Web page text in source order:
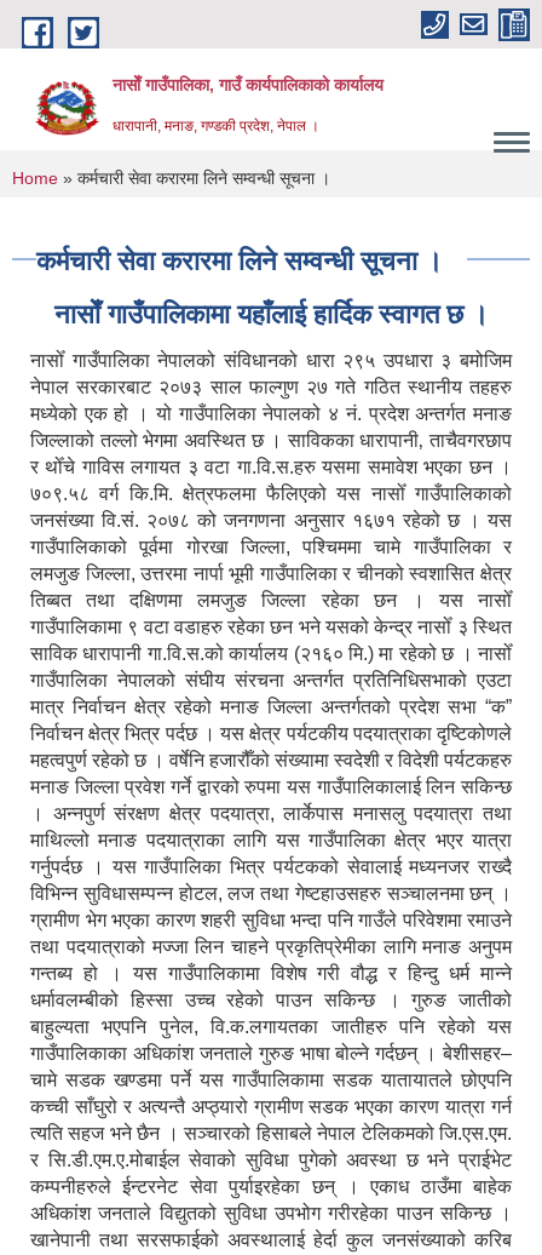
Skip to main content
नासाेँ गाउँपालिका, गाउँ कार्यपालिकाकाे कार्यालय
धारापानी, मनाङ, गण्डकी प्रदेश, नेपाल ।
You are here
Home » कर्मचारी सेवा करारमा लिने सम्वन्धी सूचना ।
कर्मचारी सेवा करारमा लिने सम्वन्धी सूचना ।
नासाेँ गाउँपालिकामा यहाँलाई हार्दिक स्वागत छ ।
नासोँ गाउँपालिका नेपालको संविधानको धारा २९५ उपधारा ३ बमोजिम
नेपाल सरकारबाट २०७३ साल फाल्गुण २७ गते गठित स्थानीय तहहरु
मध्येको एक हो । यो गाउँपालिका नेपालको ४ नं. प्रदेश अन्तर्गत मनाङ
जिल्लाको तल्लो भेगमा अवस्थित छ । साविकका धारापानी‚ ताचैवगरछाप
र थोँचे गाविस लगायत ३ वटा गा.वि.स.हरु यसमा समावेश भएका छन ।
७०९.५८ वर्ग कि.मि. क्षेत्रफलमा फैलिएको यस नासोँ गाउँपालिकाको
जनसंख्या वि.सं. २०७८ को जनगणना अनुसार १६७१ रहेको छ । यस
गाउँपालिकाको पूर्वमा गोरखा जिल्ला, पश्चिममा चामे गाउँपालिका र
लमजुङ जिल्ला, उत्तरमा नार्पा भूमी गाउँपालिका र चीनको स्वशासित क्षेत्र
तिब्बत तथा दक्षिणमा लमजुङ जिल्ला रहेका छन । यस नासोँ
गाउँपालिकामा ९ वटा वडाहरु रहेका छन भने यसको केन्द्र नासोँ ३ स्थित
साविक धारापानी गा.वि.स.को कार्यालय (२१६० मि.) मा रहेको छ । नासोँ
गाउँपालिका नेपालको संघीय संरचना अन्तर्गत प्रतिनिधिसभाको एउटा
मात्र निर्वाचन क्षेत्र रहेको मनाङ जिल्ला अन्तर्गतको प्रदेश सभा “क”
निर्वाचन क्षेत्र भित्र पर्दछ । यस क्षेत्र पर्यटकीय पदयात्राका दृष्टिकोणले
महत्वपुर्ण रहेको छ । वर्षेनि हजारौँको संख्यामा स्वदेशी र विदेशी पर्यटकहरु
मनाङ जिल्ला प्रवेश गर्ने द्वारको रुपमा यस गाउँपालिकालाई लिन सकिन्छ
। अन्नपुर्ण संरक्षण क्षेत्र पदयात्रा, लार्केपास मनासलु पदयात्रा तथा
माथिल्लो मनाङ पदयात्राका लागि यस गाउँपालिका क्षेत्र भएर यात्रा
गर्नुपर्दछ । यस गाउँपालिका भित्र पर्यटकको सेवालाई मध्यनजर राख्दै
विभिन्न सुविधासम्पन्न होटल, लज तथा गेष्टहाउसहरु सञ्चालनमा छन् ।
ग्रामीण भेग भएका कारण शहरी सुविधा भन्दा पनि गाउँले परिवेशमा रमाउने
तथा पदयात्राको मज्जा लिन चाहने प्रकृतिप्रेमीका लागि मनाङ अनुपम
गन्तब्य हो । यस गाउँपालिकामा विशेष गरी वौद्ध र हिन्दु धर्म मान्ने
धर्मावलम्बीको हिस्सा उच्च रहेको पाउन सकिन्छ । गुरुङ जातीको
बाहुल्यता भएपनि पुनेल, वि.क.लगायतका जातीहरु पनि रहेको यस
गाउँपालिकाका अधिकांश जनताले गुरुङ भाषा बोल्ने गर्दछन् । बेशीसहर–
चामे सडक खण्डमा पर्ने यस गाउँपालिकामा सडक यातायातले छोएपनि
कच्ची साँघुरो र अत्यन्तै अप्ठ्यारो ग्रामीण सडक भएका कारण यात्रा गर्न
त्यति सहज भने छैन । सञ्चारको हिसाबले नेपाल टेलिकमको जि.एस.एम.
र सि.डी.एम.ए.मोबाईल सेवाको सुविधा पुगेको अवस्था छ भने प्राईभेट
कम्पनीहरुले ईन्टरनेट सेवा पुर्याइरहेका छन् । एकाध ठाउँमा बाहेक
अधिकांश जनताले विद्युतको सुविधा उपभोग गरीरहेका पाउन सकिन्छ ।
खानेपानी तथा सरसफाईको अवस्थालाई हेर्दा कुल जनसंख्याको करिब